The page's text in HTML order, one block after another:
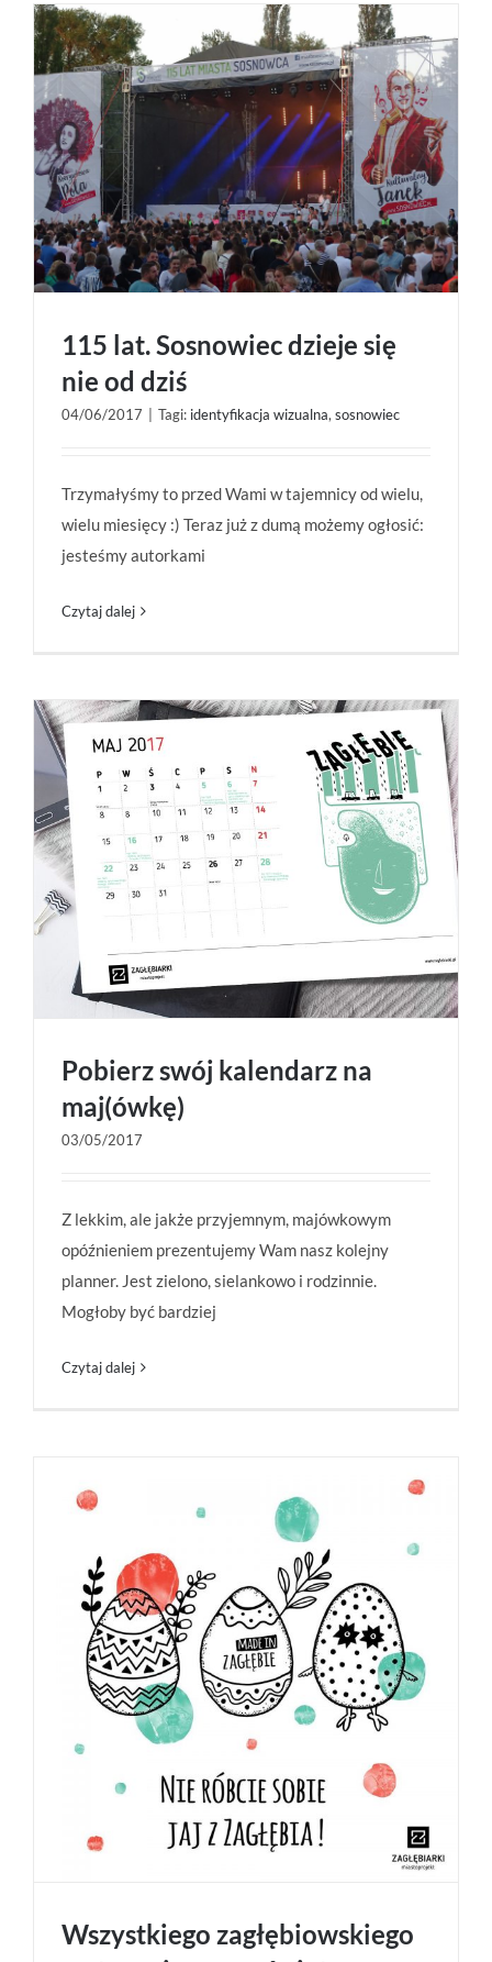
115 lat. Sosnowiec dzieje się
nie od dziś
04/06/2017 Tagi: identyfikacja wizualna, sosnowiec
Trzymałyśmy to przed Wami w tajemnicy od wielu,
wielu miesięcy :) Teraz już z dumą możemy ogłosić:
jesteśmy autorkami
Czytaj dalej
Pobierz swój kalendarz na maj(ówkę)
Pobierz swój kalendarz na
maj(ówkę)
03/05/2017
Z lekkim, ale jakże przyjemnym, majówkowym
opóźnieniem prezentujemy Wam nasz kolejny
planner. Jest zielono, sielankowo i rodzinnie.
Mogłoby być bardziej
Czytaj dalej
Wszystkiego zagłębiowskiego